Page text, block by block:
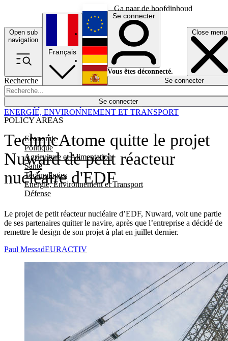
Ga naar de hoofdinhoud
Open sub
navigation
Close menu
Recherche
Se connecter
POLICY AREAS
Economie
Politique
Agriculture et Alimentation
Santé
Technologies
Energie, Environnement et Transport
Défense
Économie
Français
English
Deutsch
Español
Se connecter
Vous êtes déconnecté.
Se connecter
TechnicAtome quitte le projet
Nuward de petit réacteur
nucléaire d'EDF
Le projet de petit réacteur nucléaire d’EDF, Nuward, voit une partie
de ses partenaires quitter le navire, après que l’entreprise a décidé de
remettre le design de son projet à plat en juillet dernier.
ENERGIE, ENVIRONNEMENT ET TRANSPORT
Paul MessadEURACTIV